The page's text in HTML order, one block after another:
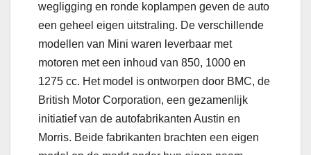
wegligging en ronde koplampen geven de auto
een geheel eigen uitstraling. De verschillende
modellen van Mini waren leverbaar met
motoren met een inhoud van 850, 1000 en
1275 cc. Het model is ontworpen door BMC, de
British Motor Corporation, een gezamenlijk
initiatief van de autofabrikanten Austin en
Morris. Beide fabrikanten brachten een eigen